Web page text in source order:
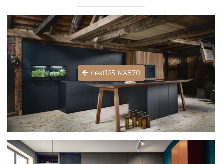
next125 NX870